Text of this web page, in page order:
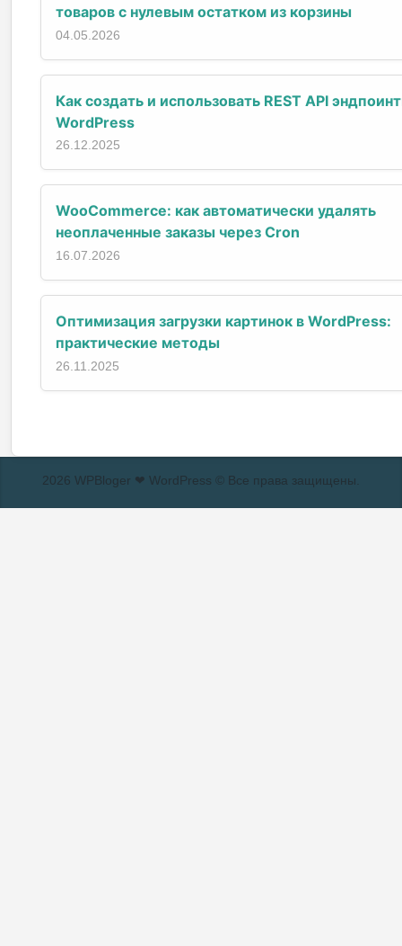
товаров с нулевым остатком из корзины
04.05.2026
Как создать и использовать REST API
WordPress
26.12.2025
WooCommerce: как автоматически удалять
неоплаченные заказы через Cron
16.07.2026
Оптимизация загрузки картинок в WordPress:
практические методы
26.11.2025
2026 WPBloger ❤ WordPress © Все права защищены.